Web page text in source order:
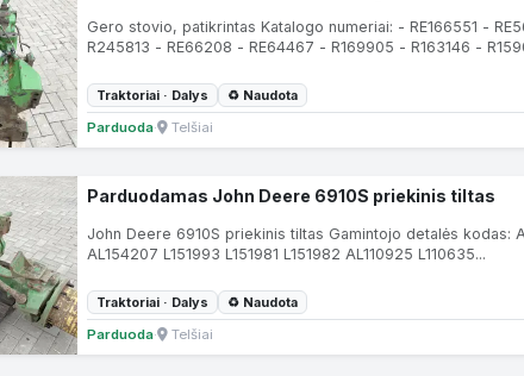
Gero stovio, patikrintas Katalogo numeriai: - RE166551 -
R245813 - RE66208 - RE64467 - R169905 - R163146 -
Traktoriai · Dalys
♻ Naudota
Parduoda· Telšiai
Parduodamas John Deere 6910S priekinis tiltas
John Deere 6910S priekinis tiltas Gamintojo detalės kodas:
AL154207 L151993 L151981 L151982 AL110925 L110635...
Traktoriai · Dalys
♻ Naudota
Parduoda· Telšiai